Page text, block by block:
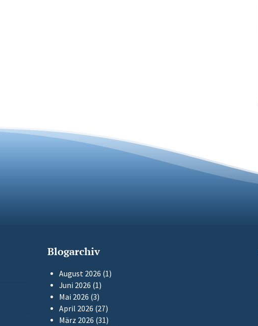
Blogarchiv
August 2026 (1)
Juni 2026 (1)
Mai 2026 (3)
April 2026 (27)
März 2026 (31)